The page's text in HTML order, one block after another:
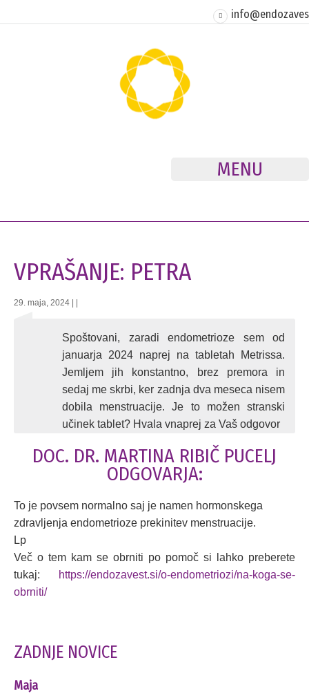
MENU
VPRAŠANJE: PETRA
29. maja, 2024
Spoštovani, zaradi endometrioze sem od
januarja 2024 naprej na tabletah Metrissa.
Jemljem jih konstantno, brez premora in
sedaj me skrbi, ker zadnja dva meseca nisem
dobila menstruacije. Je to možen stranski
učinek tablet? Hvala vnaprej za Vaš odgovor
DOC. DR. MARTINA RIBIČ PUCELJ
ODGOVARJA:
To je povsem normalno saj je namen hormonskega
zdravljenja endometrioze prekinitev menstruacije.
Lp
Več o tem kam se obrniti po pomoč si lahko preberete
tukaj:
https://endozavest.si/o-endometriozi/na-koga-se-
obrniti/
ZADNJE NOVICE
Maja